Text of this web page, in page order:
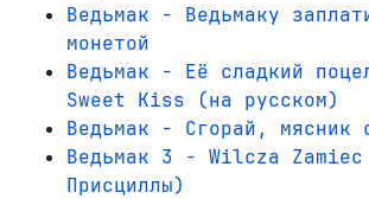
Ведьмак - Ведьмаку
монетой
Ведьмак - Её сладкий
Sweet Kiss (на русском)
Ведьмак - Сгорай, мясник
Ведьмак 3 - Wilcza Zamiec
Присциллы)